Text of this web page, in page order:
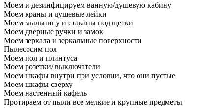
Моем и дезинфицируем ванную/душевую кабину
Моем краны и душевые лейки
Моем мыльницу и стаканы под щетки
Моем дверные ручки и замок
Моем зеркала и зеркальные поверхности
Пылесосим пол
Моем пол и плинтуса
Моем розетки/ выключатели
Моем шкафы внутри при условии, что они пустые
Моем шкафы сверху
Моем настенный кафель
Протираем от пыли все мелкие и крупные предметы